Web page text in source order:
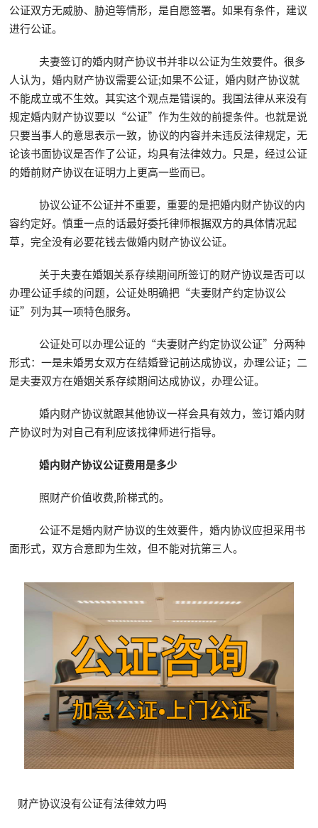
公证双方无威胁、胁迫等情形，是自愿签署。如果有条件，建议
进行公证。
夫妻签订的婚内财产协议书并非以公证为生效要件。很多
人认为，婚内财产协议需要公证;如果不公证，婚内财产协议就
不能成立或不生效。其实这个观点是错误的。我国法律从来没有
规定婚内财产协议要以“公证”作为生效的前提条件。也就是说
只要当事人的意思表示一致，协议的内容并未违反法律规定，无
论该书面协议是否作了公证，均具有法律效力。只是，经过公证
的婚前财产协议在证明力上更高一些而已。
协议公证不公证并不重要，重要的是把婚内财产协议的内
容约定好。慎重一点的话最好委托律师根据双方的具体情况起
草，完全没有必要花钱去做婚内财产协议公证。
关于夫妻在婚姻关系存续期间所签订的财产协议是否可以
办理公证手续的问题，公证处明确把“夫妻财产约定协议公
证”列为其一项特色服务。
公证处可以办理公证的“夫妻财产约定协议公证”分两种
形式：一是未婚男女双方在结婚登记前达成协议，办理公证；二
是夫妻双方在婚姻关系存续期间达成协议，办理公证。
婚内财产协议就跟其他协议一样会具有效力，签订婚内财
产协议时为对自己有利应该找律师进行指导。
婚内财产协议公证费用是多少
照财产价值收费,阶梯式的。
公证不是婚内财产协议的生效要件，婚内协议应担采用书
面形式，双方合意即为生效，但不能对抗第三人。
财产协议没有公证有法律效力吗